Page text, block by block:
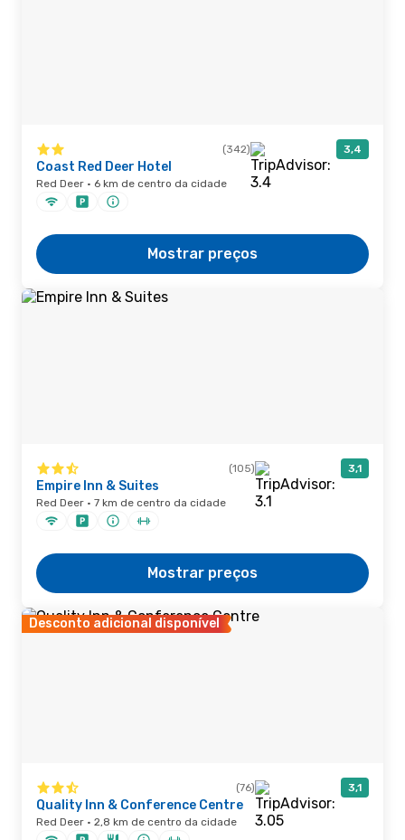
(342) 3,4
Coast Red Deer Hotel
Red Deer · 6 km de centro da cidade
Mostrar preços
(105) 3,1
Empire Inn & Suites
Red Deer · 7 km de centro da cidade
Mostrar preços
Desconto adicional disponível
(76) 3,1
Quality Inn & Conference Centre
Red Deer · 2,8 km de centro da cidade